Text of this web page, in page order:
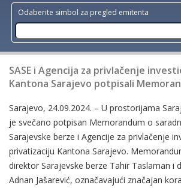
Odaberite simbol za pregled emitenta
SASE i Agencija za privlačenje
Kantona Sarajevo potpisali
Sarajevo, 24.09.2024. – U prostorijama
je svečano potpisan Memorandum o
Sarajevske berze i Agencije za privlačenje
privatizaciju Kantona Sarajevo.
direktor Sarajevske berze Tahir Taslaman i
Adnan Jašarević, označavajući značajan